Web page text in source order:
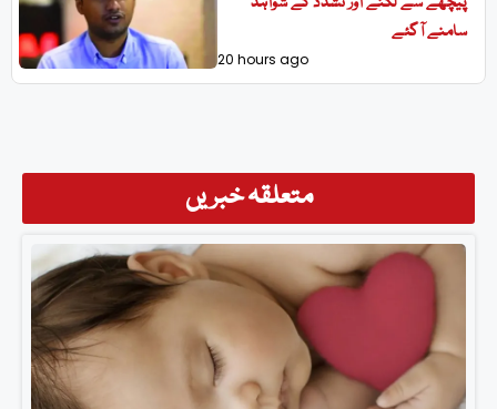
سامنے آگئے
20 hours ago
متعلقہ خبریں